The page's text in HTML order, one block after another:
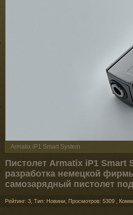
Armatix iP1 Smart System
Пистолет Armatix iP1 Smart
разработка немецкой
самозарядный пистолет
Рейтинг: 3 Тип: Новини Просмотров: 5309